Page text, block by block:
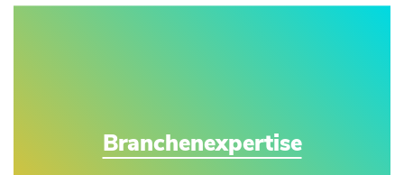
Branchenexpertise